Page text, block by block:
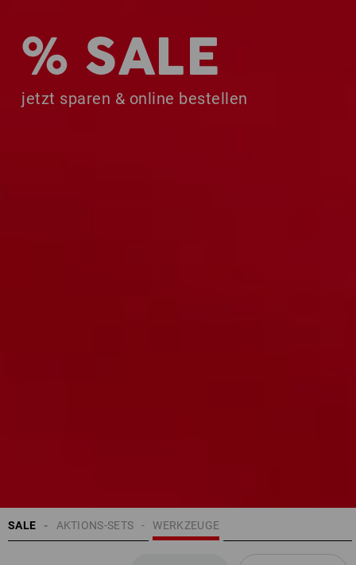
% SALE
jetzt sparen & online bestellen
SALE WERKZEUGE
AKTIONS-SETS